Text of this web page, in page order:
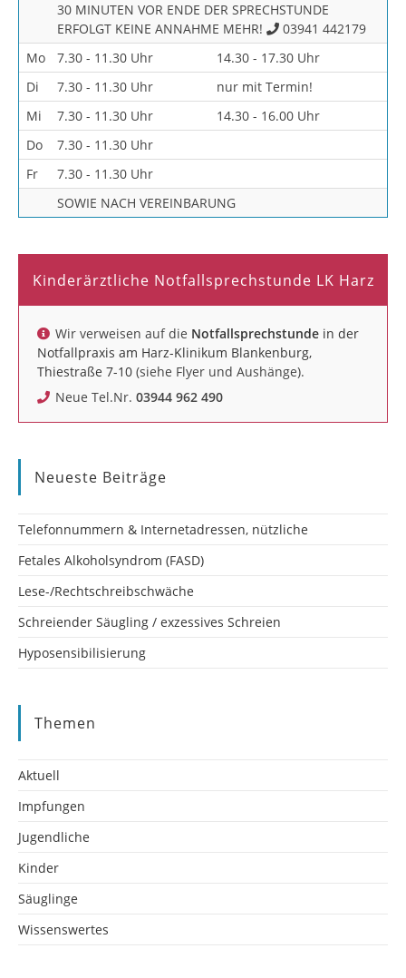
30 MINUTEN VOR ENDE DER SPRECHSTUNDE
ERFOLGT KEINE ANNAHME MEHR!
03941 442179
Mo
7.30 - 11.30 Uhr
14.30 - 17.30 Uhr
Di
7.30 - 11.30 Uhr
nur mit Termin!
Mi
7.30 - 11.30 Uhr
14.30 - 16.00 Uhr
Do
7.30 - 11.30 Uhr
Fr
7.30 - 11.30 Uhr
SOWIE NACH VEREINBARUNG
Kinderärztliche Notfallsprechstunde LK Harz
Wir verweisen auf die Notfallsprechstunde in der
Notfallpraxis am Harz-Klinikum Blankenburg,
Thiestraße 7-10 (siehe Flyer und Aushänge).
Neue Tel.Nr. 03944 962 490
Neueste Beiträge
Telefonnummern & Internetadressen, nützliche
Fetales Alkoholsyndrom (FASD)
Lese-/Rechtschreibschwäche
Schreiender Säugling / exzessives Schreien
Hyposensibilisierung
Themen
Aktuell
Impfungen
Jugendliche
Kinder
Säuglinge
Wissenswertes